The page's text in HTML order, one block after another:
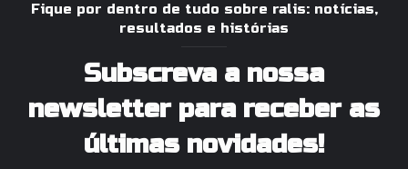
Fique por dentro de tudo sobre ralis: notícias,
resultados e histórias
Subscreva a nossa
newsletter para receber as
últimas novidades!